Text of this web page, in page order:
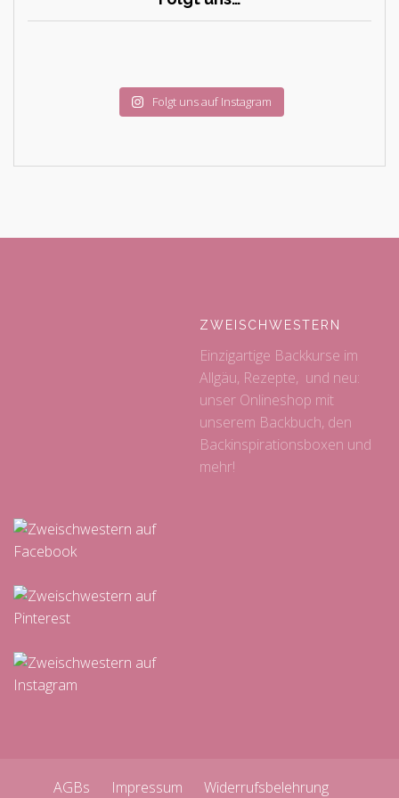
Folgt uns auf Instagram
ZWEISCHWESTERN
Einzigartige Backkurse im
Allgäu, Rezepte, und neu:
unser Onlineshop mit
unserem Backbuch, den
Backinspirationsboxen und
mehr!
AGBs Impressum Widerrufsbelehrung